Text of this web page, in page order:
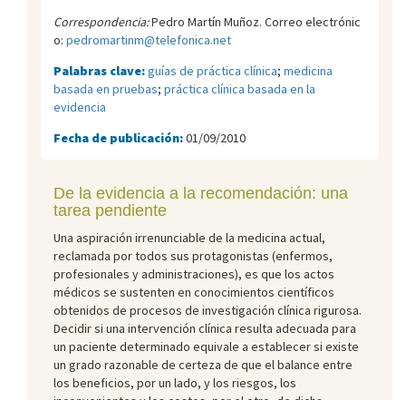
Correspondencia:Pedro Martín Muñoz. Correo electrónic
o: pedromartinm@telefonica.net
Palabras clave:guías de práctica clínica; medicina
basada en pruebas; práctica clínica basada en la
evidencia
Fecha de publicación:01/09/2010
De la evidencia a la recomendación: una
tarea pendiente
Una aspiración irrenunciable de la medicina actual,
reclamada por todos sus protagonistas (enfermos,
profesionales y administraciones), es que los actos
médicos se sustenten en conocimientos científicos
obtenidos de procesos de investigación clínica rigurosa.
Decidir si una intervención clínica resulta adecuada para
un paciente determinado equivale a establecer si existe
un grado razonable de certeza de que el balance entre
los beneficios, por un lado, y los riesgos, los